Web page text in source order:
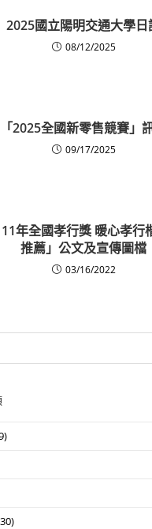
2025國立陽明交通大學
08/12/2025
「2025全國新零售競賽」
09/17/2025
年全國孝行獎 暖心孝行
推薦」公文及宣傳圖檔
03/16/2022